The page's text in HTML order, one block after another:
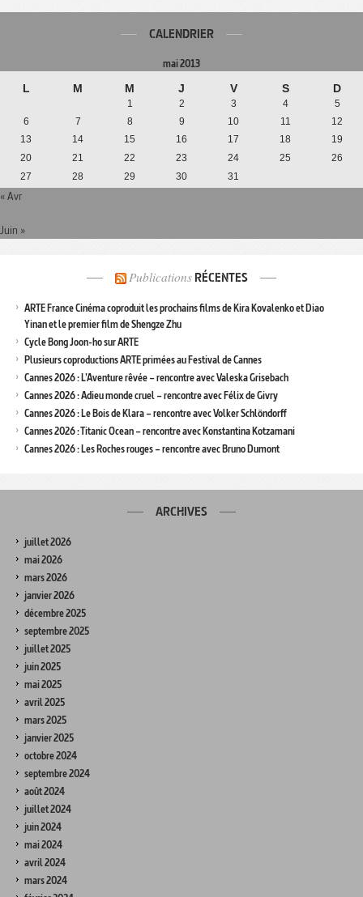
CALENDRIER
mai 2013
L M M J V S D
1 2 3 4
5
6
7 8 9 10 11
12
13
14 15 16 17 18
19
20
21 22 23 24 25
26
27
28 29 30 31
« Avr
Juin »
Publications RÉCENTES
ARTE France Cinéma coproduit les prochains films de Kira Kovalenko et Diao
Yinan et le premier film de Shengze Zhu
Cycle Bong Joon-ho sur ARTE
Plusieurs coproductions ARTE primées au Festival de Cannes
Cannes 2026 : L’Aventure rêvée – rencontre avec Valeska Grisebach
Cannes 2026 : Adieu monde cruel – rencontre avec Félix de Givry
Cannes 2026 : Le Bois de Klara – rencontre avec Volker Schlöndorff
Cannes 2026 : Titanic Ocean – rencontre avec Konstantina Kotzamani
Cannes 2026 : Les Roches rouges – rencontre avec Bruno Dumont
ARCHIVES
juillet 2026
mai 2026
mars 2026
janvier 2026
décembre 2025
septembre 2025
juillet 2025
juin 2025
mai 2025
avril 2025
mars 2025
janvier 2025
octobre 2024
septembre 2024
août 2024
juillet 2024
juin 2024
mai 2024
avril 2024
mars 2024